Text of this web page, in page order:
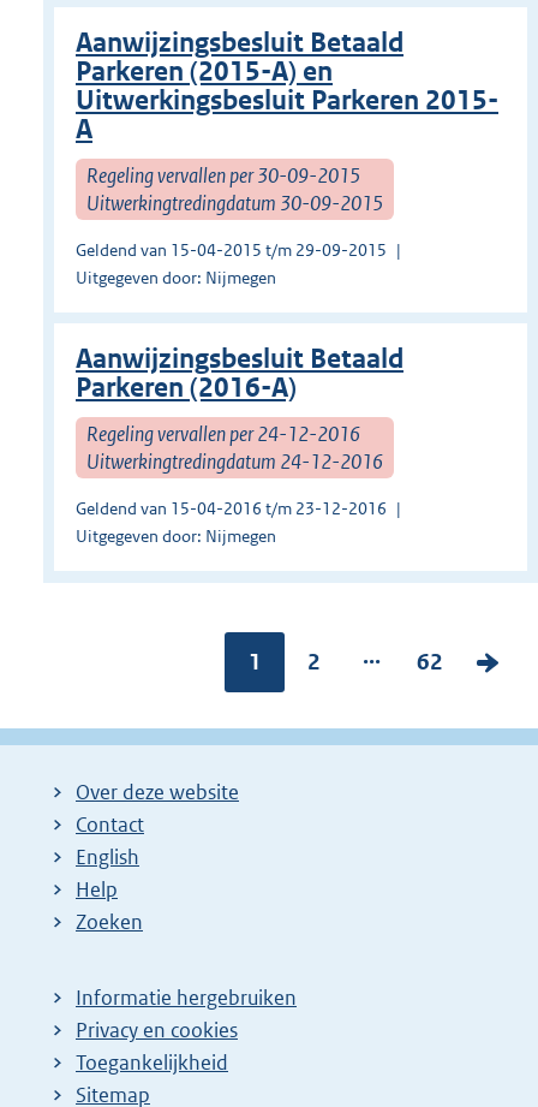
Aanwijzingsbesluit Betaald
Parkeren (2015-A) en
Uitwerkingsbesluit Parkeren 2015-
A
Regeling vervallen per 30-09-2015
Uitwerkingtredingdatum 30-09-2015
Geldend van 15-04-2015 t/m 29-09-2015
Uitgegeven door: Nijmegen
Aanwijzingsbesluit Betaald
Parkeren (2016-A)
Regeling vervallen per 24-12-2016
Uitwerkingtredingdatum 24-12-2016
Geldend van 15-04-2016 t/m 23-12-2016
Uitgegeven door: Nijmegen
Pagina:
1
P
g
2 ...
P
g
62
V
l
Over deze website
Contact
English
Help
Zoeken
Informatie hergebruiken
Privacy en cookies
Toegankelijkheid
Sitemap